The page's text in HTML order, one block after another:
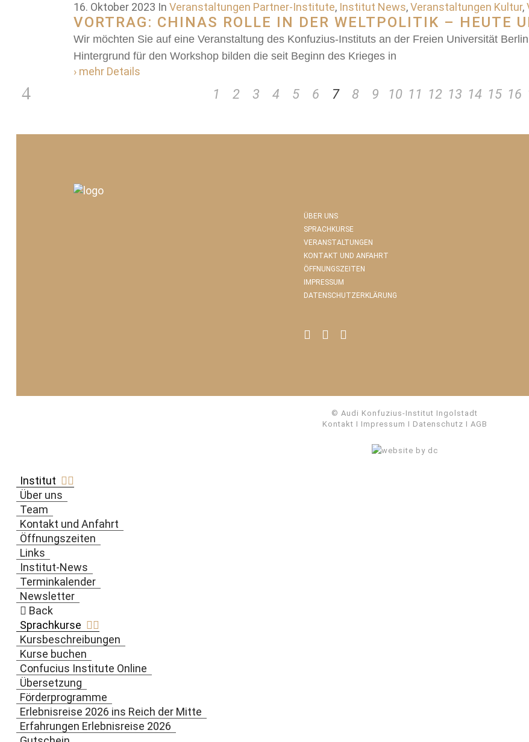
16. Oktober 2023 In Veranstaltungen Partner-Institute, Institut News,Veranstaltungen Kultur,
VORTRAG: CHINAS ROLLE IN DER WELTPOLITIK – HEUTE
Wir möchten Sie auf eine Veranstaltung des Konfuzius-Instituts an der Freien Universität
Hintergrund für den Workshop bilden die seit Beginn des Krieges in
› mehr Details
1 2 3 4 5 6 7 8 9 10 11 12 13 14 15 16
ÜBER UNS
SPRACHKURSE
VERANSTALTUNGEN
KONTAKT UND ANFAHRT
ÖFFNUNGSZEITEN
IMPRESSUM
DATENSCHUTZERKLÄRUNG
© Audi Konfuzius-Institut Ingolstadt
Kontakt I Impressum I Datenschutz I AGB
Institut
Über uns
Team
Kontakt und Anfahrt
Öffnungszeiten
Links
Institut-News
Terminkalender
Newsletter
Back
Sprachkurse
Kursbeschreibungen
Kurse buchen
Confucius Institute Online
Übersetzung
Förderprogramme
Erlebnisreise 2026 ins Reich der Mitte
Erfahrungen Erlebnisreise 2026